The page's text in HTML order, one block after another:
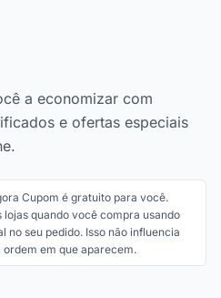
a economizar com
e ofertas especiais
Cupom é gratuito para você.
quando você compra usando
no seu pedido. Isso não influencia
em que aparecem.